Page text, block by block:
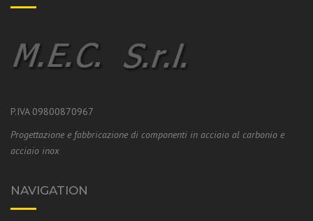
P.IVA 09800870967
Progettazione e fabbricazione di componenti in acciaio al carbonio e
acciaio inox
NAVIGATION